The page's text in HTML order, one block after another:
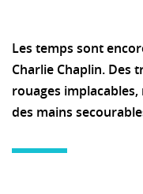
Les temps sont
Charlie Chaplin. Des
rouages
des mains